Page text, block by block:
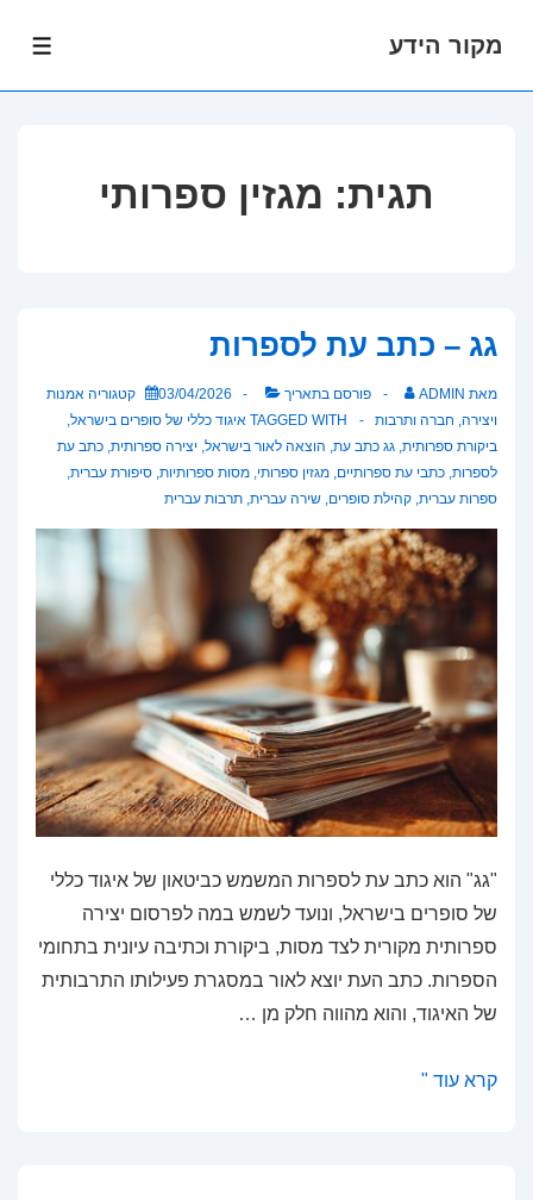
מקור הידע
תגית: מגזין ספרותי
גג – כתב עת לספרות
מאת ADMIN פורסם בתאריך 03/04/2026 קטגוריה אמנות
ויצירה, חברה ותרבות TAGGED WITH איגוד כללי של סופרים בישראל,
ביקורת ספרותית, גג כתב עת, הוצאה לאור בישראל, יצירה ספרותית, כתב עת
לספרות, כתבי עת ספרותיים, מגזין ספרותי, מסות ספרותיות, סיפורת עברית,
ספרות עברית, קהילת סופרים, שירה עברית, תרבות עברית
"גג" הוא כתב עת לספרות המשמש כביטאון של איגוד כללי
של סופרים בישראל, ונועד לשמש במה לפרסום יצירה
ספרותית מקורית לצד מסות, ביקורת וכתיבה עיונית בתחומי
הספרות. כתב העת יוצא לאור במסגרת פעילותו התרבותית
של האיגוד, והוא מהווה חלק מן …
גג
קרא עוד "